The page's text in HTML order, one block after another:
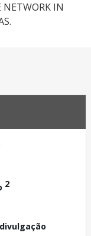
NETWORK IN
2